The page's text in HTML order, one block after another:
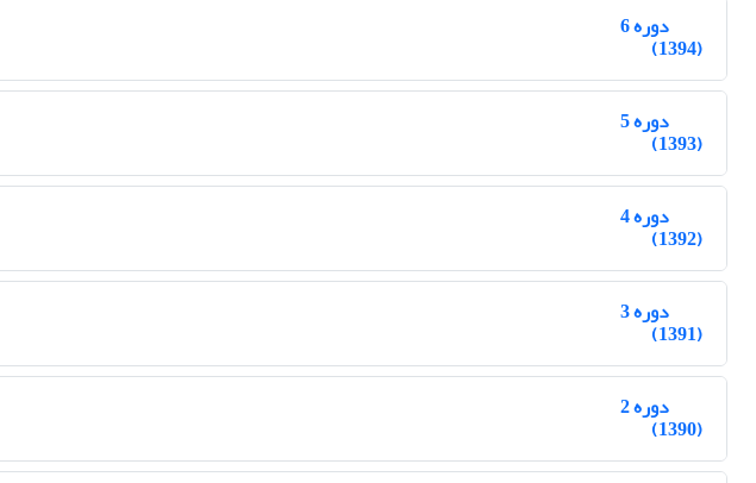
دوره 6
(1394)
دوره 5
(1393)
دوره 4
(1392)
دوره 3
(1391)
دوره 2
(1390)